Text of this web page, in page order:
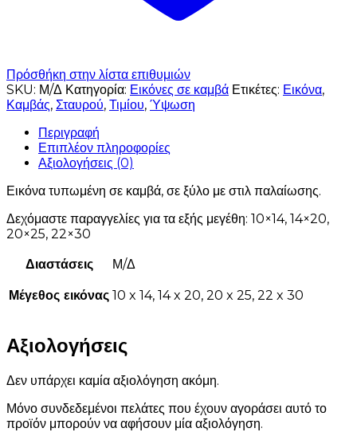
Πρόσθήκη στην λίστα επιθυμιών
SKU: Μ/Δ Κατηγορία: Εικόνες σε καμβά Ετικέτες: Εικόνα,
Καμβάς, Σταυρού, Τιμίου, Ύψωση
Περιγραφή
Επιπλέον πληροφορίες
Αξιολογήσεις (0)
Εικόνα τυπωμένη σε καμβά, σε ξύλο με στιλ παλαίωσης.
Δεχόμαστε παραγγελίες για τα εξής μεγέθη: 10×14, 14×20,
20×25, 22×30
Διαστάσεις
Μ/Δ
Μέγεθος εικόνας 10 x 14, 14 x 20, 20 x 25, 22 x 30
Αξιολογήσεις
Δεν υπάρχει καμία αξιολόγηση ακόμη.
Μόνο συνδεδεμένοι πελάτες που έχουν αγοράσει αυτό το
προϊόν μπορούν να αφήσουν μία αξιολόγηση.